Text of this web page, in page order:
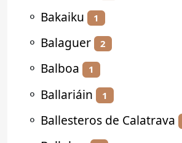
⚬ Bakaiku 1
⚬ Balaguer 2
⚬ Balboa 1
⚬ Ballariáin 1
⚬ Ballesteros de Calatrava